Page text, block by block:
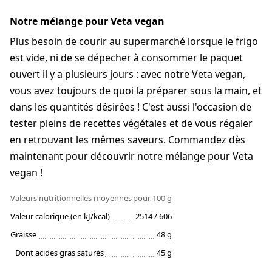
Notre mélange pour Veta vegan
Plus besoin de courir au supermarché lorsque le frigo
est vide, ni de se dépecher à consommer le paquet
ouvert il y a plusieurs jours : avec notre Veta vegan,
vous avez toujours de quoi la préparer sous la main, et
dans les quantités désirées ! C'est aussi l'occasion de
tester pleins de recettes végétales et de vous régaler
en retrouvant les mêmes saveurs. Commandez dès
maintenant pour découvrir notre mélange pour Veta
vegan !
Valeurs nutritionnelles moyennespour 100 g
Valeur calorique (en kJ/kcal)
2514 / 606
Graisse
48 g
Dont acides gras saturés
45 g